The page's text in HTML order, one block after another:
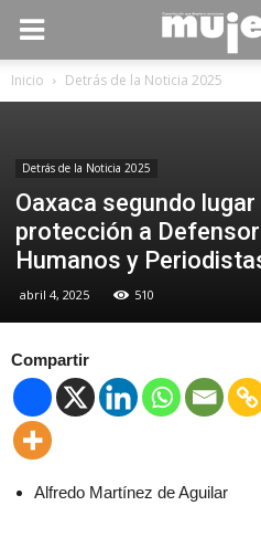
Inicio Detrás de la Noticia 2025
Detrás de la Noticia 2025
Oaxaca segundo
protección a
Humanos y
abril 4, 2025 510
Compartir
Alfredo Martínez de Aguilar